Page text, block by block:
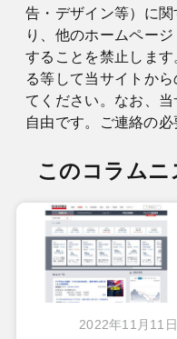
告・デザイン等）に
り、他のホームペー
することを禁止しま
る等して当サイトか
てください。なお、
自由です。ご連絡の必
このコラム
2022年11月11日